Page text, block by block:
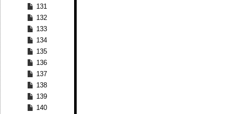
131
132
133
134
135
136
137
138
139
140